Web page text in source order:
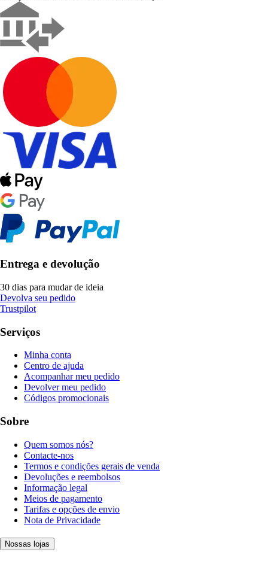
Entrega e devolução
30 dias para mudar de ideia
Devolva seu pedido
Trustpilot
Serviços
Minha conta
Centro de ajuda
Acompanhar meu pedido
Devolver meu pedido
Códigos promocionais
Sobre
Quem somos nós?
Contacte-nos
Termos e condições gerais de venda
Devoluções e reembolsos
Informação legal
Meios de pagamento
Tarifas e opções de envio
Nota de Privacidade
Nossas lojas